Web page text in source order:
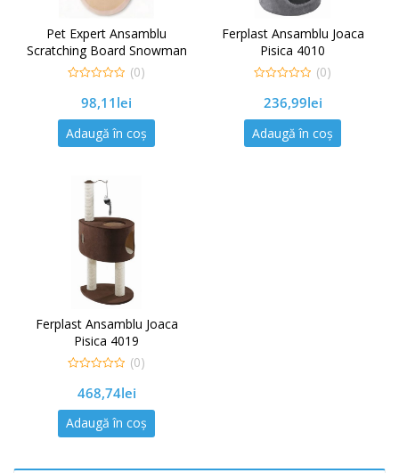
Pet Expert Ansamblu
Scratching Board Snowman
5
(0)
98,11 lei
Adaugă în coș
Ferplast Ansamblu Joaca
Pisica 4010
out
5
(0)
236,99lei
Adaugă în coș
Ferplast Ansamblu Joaca
Pisica 4019
out
5
(0)
468,74lei
Adaugă în coș